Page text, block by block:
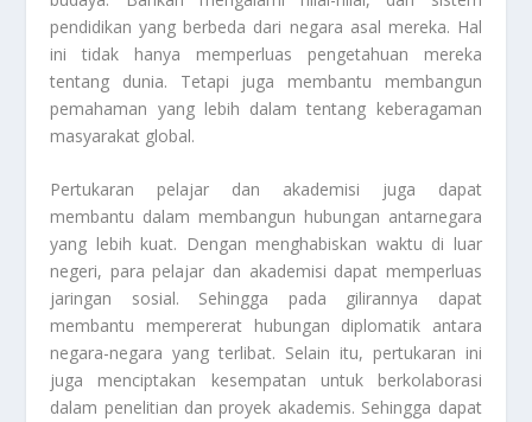
pendidikan yang berbeda dari negara asal mereka. Hal
ini tidak hanya memperluas pengetahuan mereka
tentang dunia. Tetapi juga membantu membangun
pemahaman yang lebih dalam tentang keberagaman
masyarakat global.
Pertukaran pelajar dan akademisi juga dapat
membantu dalam membangun hubungan antarnegara
yang lebih kuat. Dengan menghabiskan waktu di luar
negeri, para pelajar dan akademisi dapat memperluas
jaringan sosial. Sehingga pada gilirannya dapat
membantu mempererat hubungan diplomatik antara
negara-negara yang terlibat. Selain itu, pertukaran ini
juga menciptakan kesempatan untuk berkolaborasi
dalam penelitian dan proyek akademis. Sehingga dapat